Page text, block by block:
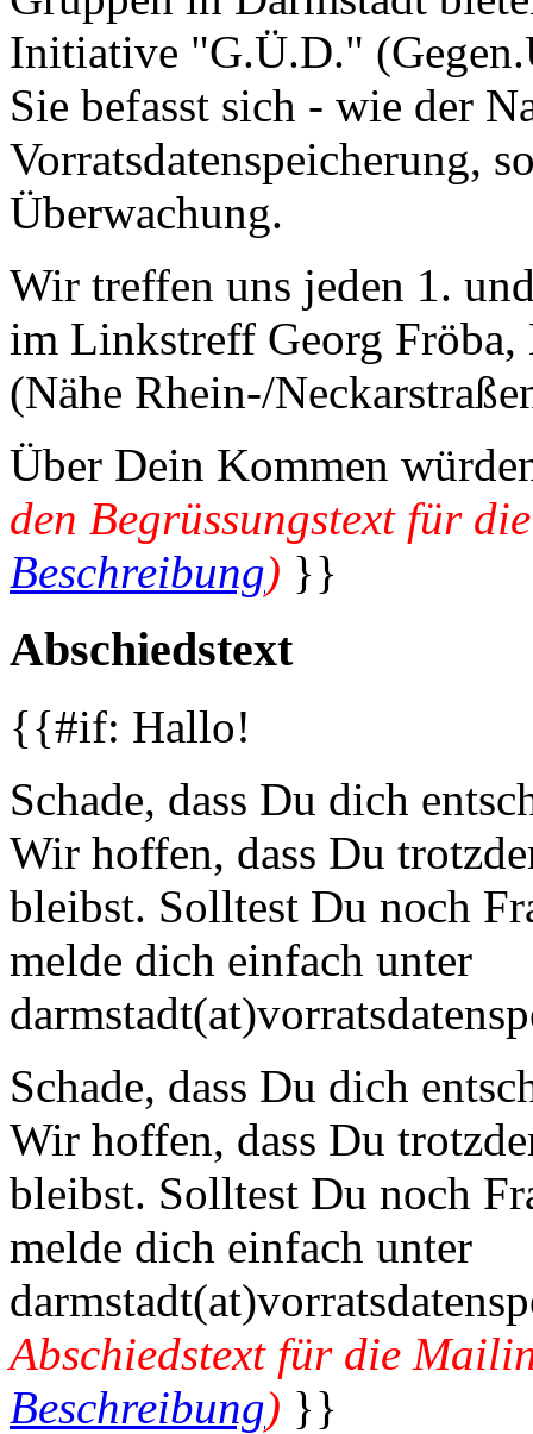
Initiative "G.Ü.D."
Sie befasst sich - wie der
Vorratsdatenspeicherung,
Überwachung.
Wir treffen uns jeden 1.
im Linkstreff Georg
(Nähe Rhein-/
Über Dein Kommen
den Begrüssungstext für
Beschreibung) }}
Abschiedstext
{{#if: Hallo!
Schade, dass Du dich
Wir hoffen, dass Du
bleibst. Solltest Du noch
melde dich einfach unter
Schade, dass Du dich
Wir hoffen, dass Du
bleibst. Solltest Du noch
melde dich einfach unter
Abschiedstext für die
Beschreibung) }}